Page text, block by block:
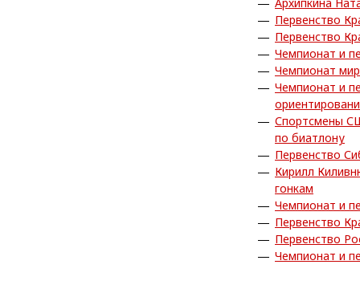
Первенство
Первенство
Чемпионат и
Чемпионат
Чемпионат и
Спортсмены
по биатлону
Первенство
Кирилл
гонкам
Чемпионат и
Первенство
Первенство
Чемпионат и